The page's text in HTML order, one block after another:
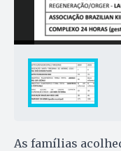
As famílias